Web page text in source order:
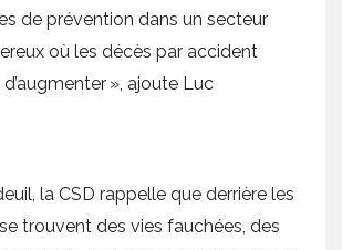
de prévention dans un secteur
où les décès par accident
», ajoute Luc
la CSD rappelle que derrière les
trouvent des vies fauchées, des